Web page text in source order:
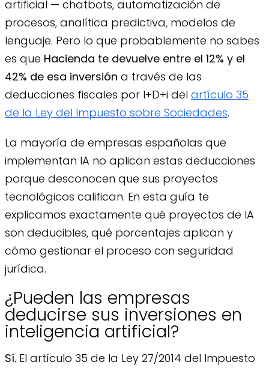
artificial — chatbots, automatización de
procesos, analítica predictiva, modelos de
lenguaje. Pero lo que probablemente no sabes
es que Hacienda te devuelve entre el 12% y el
42% de esa inversión a través de las
deducciones fiscales por I+D+i del artículo 35
de la Ley del Impuesto sobre Sociedades.
La mayoría de empresas españolas que
implementan IA no aplican estas deducciones
porque desconocen que sus proyectos
tecnológicos califican. En esta guía te
explicamos exactamente qué proyectos de IA
son deducibles, qué porcentajes aplican y
cómo gestionar el proceso con seguridad
jurídica.
¿Pueden las empresas
deducirse sus inversiones en
inteligencia artificial?
Sí. El artículo 35 de la Ley 27/2014 del Impuesto